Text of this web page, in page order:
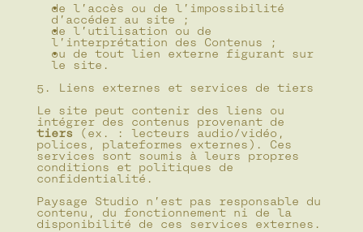
de l’accès ou de l’impossibilité
d’accéder au site ;
de l’utilisation ou de
l’interprétation des Contenus ;
ou de tout lien externe figurant sur
le site.
5. Liens externes et services de tiers
Le site peut contenir des liens ou
tiers (ex. : lecteurs audio/vidéo,
polices, plateformes externes). Ces
services sont soumis à leurs propres
conditions et politiques de
confidentialité.
Paysage Studio n’est pas responsable du
contenu, du fonctionnement ni de la
disponibilité de ces services externes.